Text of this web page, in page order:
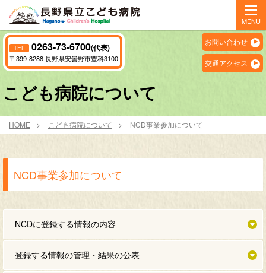
MENU
TEL 0263-73-6700(代表)
〒399-8288 長野県安曇野市豊科3100
お問い合わせ
交通アクセス
こども病院について
HOME こども病院について NCD事業参加について
NCD事業参加について
NCDに登録する情報の内容
登録する情報の管理・結果の公表